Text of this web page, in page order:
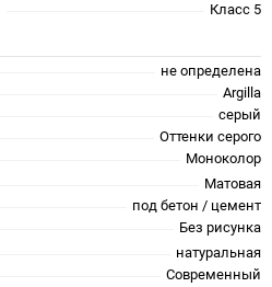
Класс 5
не определена
Argilla
серый
Оттенки серого
Моноколор
Матовая
под бетон / цемент
Без рисунка
натуральная
Современный